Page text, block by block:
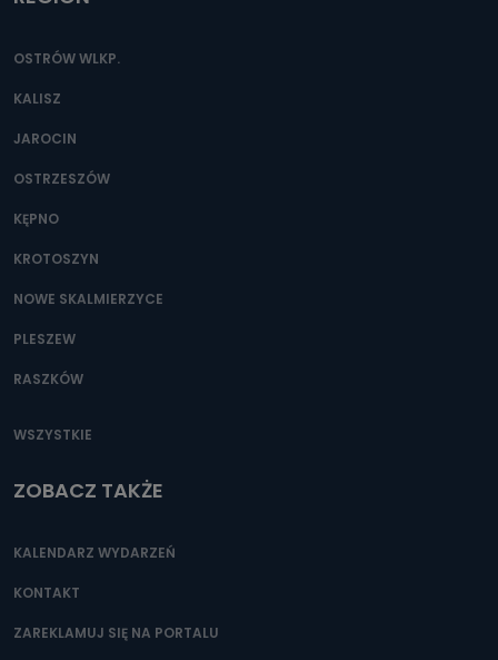
OSTRÓW WLKP.
KALISZ
JAROCIN
OSTRZESZÓW
KĘPNO
KROTOSZYN
NOWE SKALMIERZYCE
PLESZEW
RASZKÓW
WSZYSTKIE
ZOBACZ TAKŻE
KALENDARZ WYDARZEŃ
KONTAKT
ZAREKLAMUJ SIĘ NA PORTALU